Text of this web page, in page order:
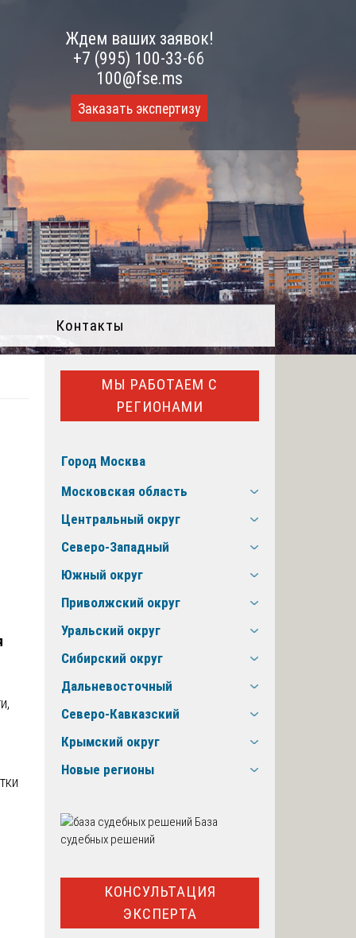
Ждем ваших заявок!
+7 (995) 100-33-66
100@fse.ms
Заказать экспертизу
Контакты
МЫ РАБОТАЕМ С
РЕГИОНАМИ
Город Москва
Московская область
Центральный округ
Северо-Западный
Южный округ
Приволжский округ
Уральский округ
Сибирский округ
Дальневосточный
Северо-Кавказский
Крымский округ
Новые регионы
База
судебных решений
КОНСУЛЬТАЦИЯ
ЭКСПЕРТА